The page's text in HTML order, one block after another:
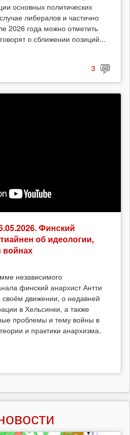
основных политических
либералов и частично
2026 года можно отметить
о сближении позиций...
3
Финский
об идеологии,
войнах
независимого
финский анархист Антти
своём движении, о недавней
в Хельсинки, а также
проблемы и тему войны в
и практики анархизма.